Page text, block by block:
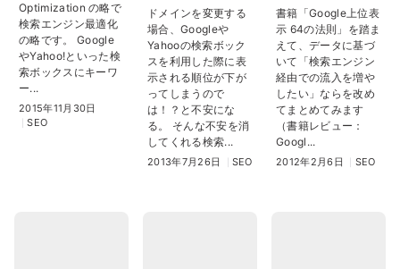
Optimization の略で
検索エンジン最適化
の略です。 Google
やYahoo!といった検
索ボックスにキーワ
ー...
2015年11月30日
SEO
ドメインを変更する
場合、Googleや
Yahooの検索ボック
スを利用した際に表
示される順位が下が
ってしまうので
は！？と不安にな
る。 そんな不安を消
してくれる検索...
2013年7月26日 SEO
書籍「Google上位表
示 64の法則」を踏ま
えて、データに基づ
いて「検索エンジン
経由での流入を増や
したい」ならを改め
てまとめてみます
（書籍レビュー：
Googl...
2012年2月6日 SEO